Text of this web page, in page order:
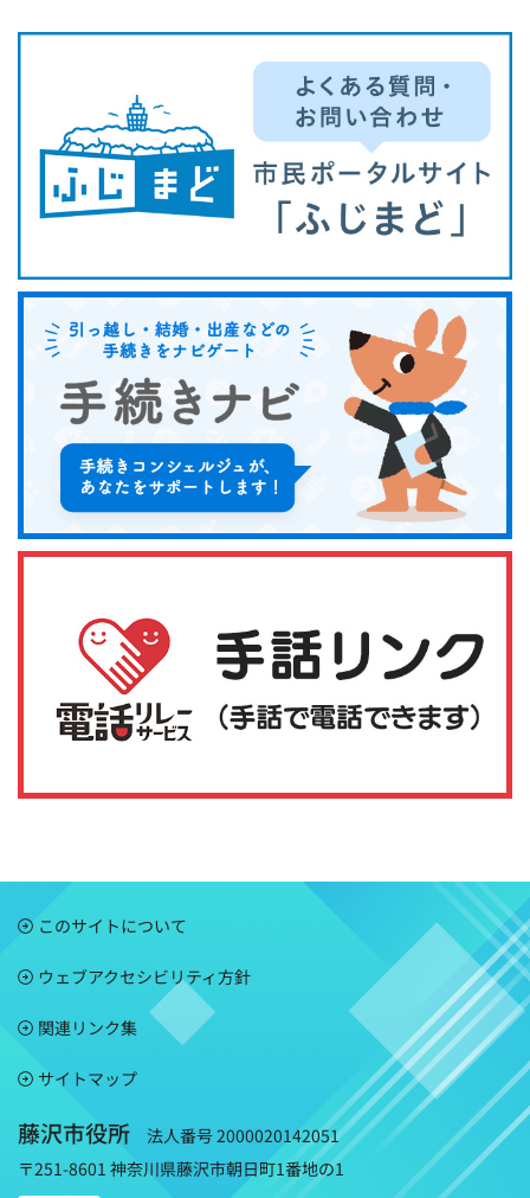
このサイトについて
ウェブアクセシビリティ方針
関連リンク集
サイトマップ
藤沢市役所
法人番号 2000020142051
〒251-8601 神奈川県藤沢市朝日町1番地の1